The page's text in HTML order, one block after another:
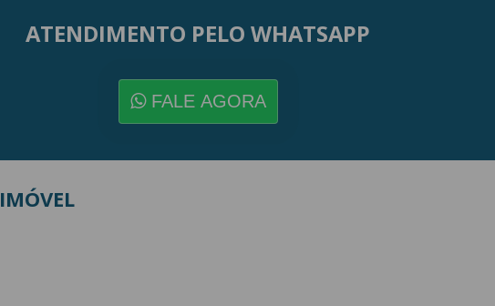
ATENDIMENTO PELO WHATSAPP
FALE AGORA